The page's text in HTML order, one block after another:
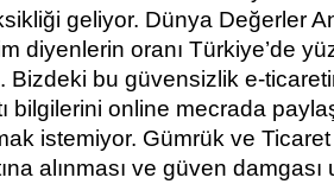
geliyor. Dünya Değerler
diyenlerin oranı Türkiye’de
Bizdeki bu güvensizlik e-
bilgilerini online mecrada
istemiyor. Gümrük ve Ticaret
alınması ve güven